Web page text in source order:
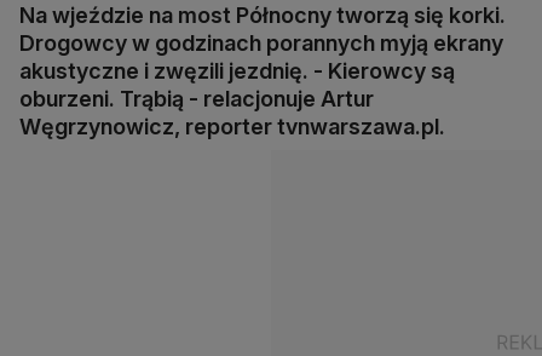
Na wjeździe na most Północny tworzą się korki.
Drogowcy w godzinach porannych myją ekrany
akustyczne i zwęzili jezdnię. - Kierowcy są
oburzeni. Trąbią - relacjonuje Artur
Węgrzynowicz, reporter tvnwarszawa.pl.